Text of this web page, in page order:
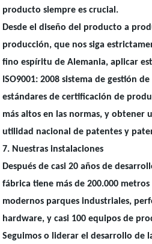
producto siempre es crucial.
Desde el diseño del producto a
producción, que nos siga
fino espíritu de Alemania, aplicar
ISO9001: 2008 sistema de gestión
estándares de certificación de
más altos en las normas, y obtener
utilidad nacional de patentes y
7. Nuestras instalaciones
Después de casi 20 años de
fábrica tiene más de 200.000
modernos parques industriales,
hardware, y casi 100 equipos de
Seguimos o liderar el desarrollo de